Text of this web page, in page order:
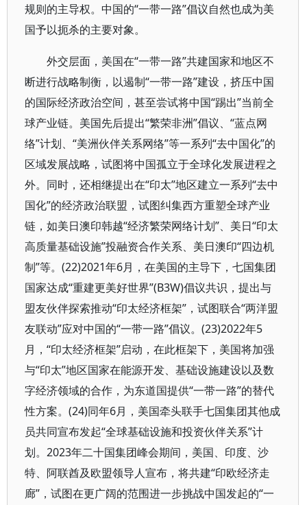
规则的主导权。中国的“一带一路”倡议自然也成为美
国予以扼杀的主要对象。
外交层面，美国在“一带一路”共建国家和地区不
断进行战略制衡，以遏制“一带一路”建设，挤压中国
的国际经济政治空间，甚至尝试将中国“踢出”当前全
球产业链。美国先后提出“繁荣非洲”倡议、“蓝点网
络”计划、“美洲伙伴关系网络”等一系列“去中国化”的
区域发展战略，试图将中国孤立于全球化发展进程之
外。同时，还相继提出在“印太”地区建立一系列“去中
国化”的经济政治联盟，试图纠集西方重塑全球产业
链，如美日澳印韩越“经济繁荣网络计划”、美日“印太
高质量基础设施”投融资合作关系、美日澳印“四边机
制”等。(22)2021年6月，在美国的主导下，七国集团
国家达成“重建更美好世界”(B3W)倡议共识，提出与
盟友伙伴探索推动“印太经济框架”，试图联合“两洋盟
友联动”应对中国的“一带一路”倡议。(23)2022年5
月，“印太经济框架”启动，在此框架下，美国将加强
与“印太”地区国家在能源开发、基础设施建设以及数
字经济领域的合作，为东道国提供“一带一路”的替代
性方案。(24)同年6月，美国牵头联手七国集团其他成
员共同宣布发起“全球基础设施和投资伙伴关系”计
划。2023年二十国集团峰会期间，美国、印度、沙
特、阿联酋及欧盟领导人宣布，将共建“印欧经济走
廊”，试图在更广阔的范围进一步挑战中国发起的“一